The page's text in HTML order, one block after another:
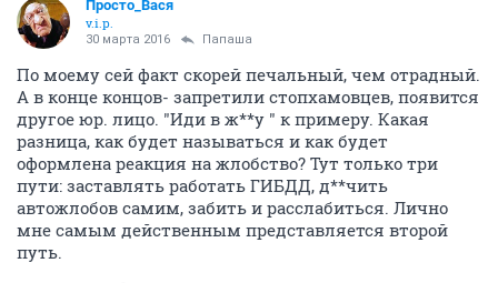
Просто_Вася
v.i.p.
30 марта 2016 Папаша
По моему сей факт скорей печальный, чем отрадный.
А в конце концов- запретили стопхамовцев, появится
другое юр. лицо. "Иди в ж**у " к примеру. Какая
разница, как будет называться и как будет
оформлена реакция на жлобство? Тут только три
пути: заставлять работать ГИБДД, д**чить
автожлобов самим, забить и расслабиться. Лично
мне самым действенным представляется второй
путь.